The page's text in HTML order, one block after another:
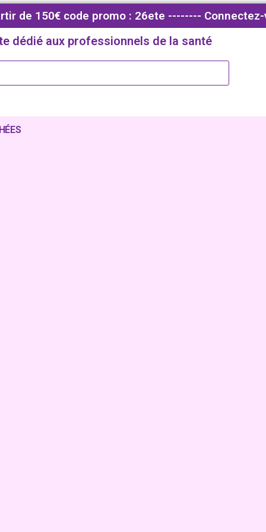
de 150€ code promo : 26ete --------
dédié aux professionnels de la santé